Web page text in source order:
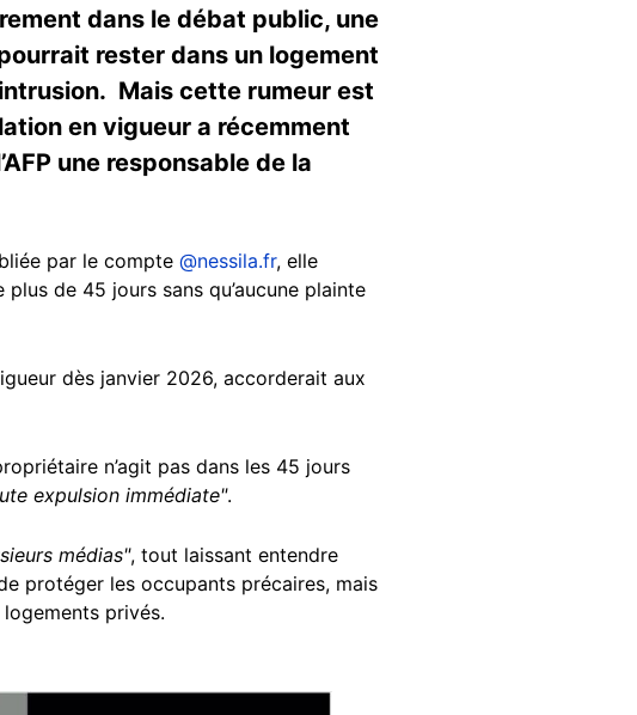
dans le débat public, une
rester dans un logement
Mais cette rumeur est
en vigueur a récemment
une responsable de la
par le compte @nessila.fr, elle
de 45 jours sans qu’aucune plainte
dès janvier 2026, accorderait aux
n’agit pas dans les 45 jours
expulsion immédiate".
médias", tout laissant entendre
protéger les occupants précaires, mais
privés.